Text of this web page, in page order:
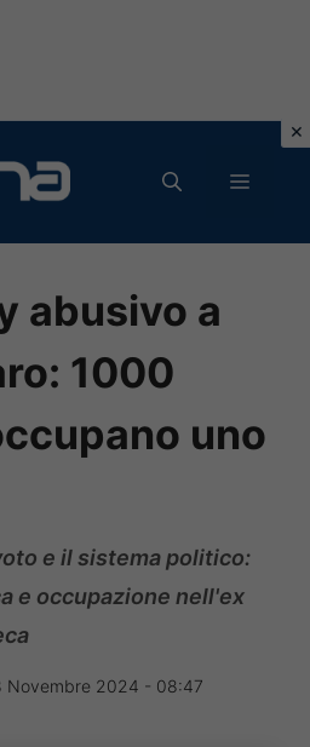
MENU
abusivo a
1000
uno
e il sistema politico:
e occupazione nell'ex
Novembre 2024 - 08:47